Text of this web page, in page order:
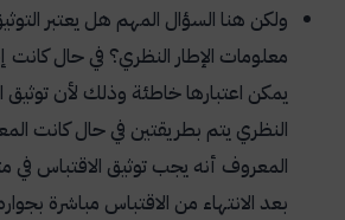
ولكن هنا السؤال المهم هل يعتبر
معلومات الإطار النظري؟ في حال كانت
يمكن اعتبارها خاطئة وذلك لأن توثيق
النظري يتم بطريقتين في حال كانت
المعروف أنه يجب توثيق الاقتباس
بعد الانتهاء من الاقتباس مباشرة